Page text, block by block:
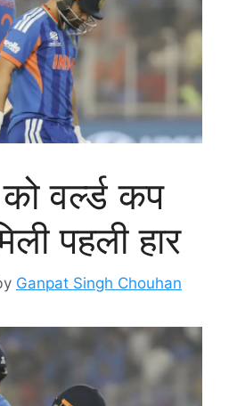
वर्ल्ड कप
पहली हार
Ganpat Singh Chouhan